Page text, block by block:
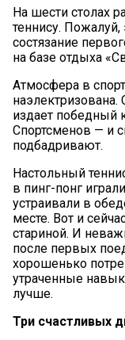
На шести столах
теннису.
состязание
на базе отдыха
Атмосфера в
наэлектризована.
издает победный
Спортсменов — и
подбадривают.
Настольный
в пинг-понг
устраивали в
месте. Вот и
стариной. И
после первых
хорошенько
утраченные
лучше.
Три счастливых